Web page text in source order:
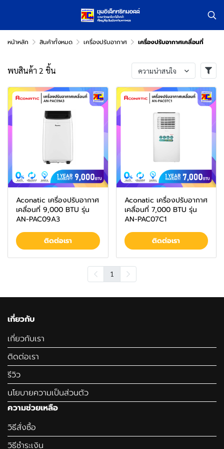
หน้าหลัก สินค้าทั้งหมด เครื่องปรับอากาศ เครื่องปรับอากาศเคลื่อนที่
พบสินค้า 2 ชิ้น ความน่าสนใจ
Aconatic เครื่องปรับอากาศ
เคลื่อนที่ 9,000 BTU รุ่น
AN-PAC09A3
ติดต่อเรา
Aconatic เครื่องปรับอากาศ
เคลื่อนที่ 7,000 BTU รุ่น
AN-PAC07C1
ติดต่อเรา
1
เกี่ยวกับ
เกี่ยวกับเรา
ติดต่อเรา
รีวิว
นโยบายความเป็นส่วนตัว
ความช่วยเหลือ
วิธีสั่งซื้อ
วิธีชำระเงิน